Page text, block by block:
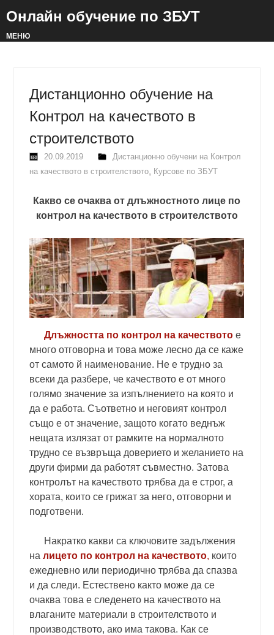
Онлайн обучение по ЗБУТ
МЕНЮ
Дистанционно обучение на
Контрол на качеството в
строителството
20.09.2019
Дистанционно обучени на Контрол
на качеството в строителството, Курсове по ЗБУТ
Какво се очаква от длъжностното лице по
контрол на качеството в строителството
Длъжността по контрол на качеството е
много отговорна и това може лесно да се каже
от самото й наименование. Не е трудно за
всеки да разбере, че качеството е от много
голямо значение за изпълнението на която и
да е работа. Съответно и неговият контрол
също е от значение, защото когато веднъж
нещата излязат от рамките на нормалното
трудно се възвръща доверието и желанието на
други фирми да работят съвместно. Затова
контролът на качеството трябва да е строг, а
хората, които се грижат за него, отговорни и
подготвени.
Накратко какви са ключовите задължения
на лицето по контрол на качеството, които
ежедневно или периодично трябва да спазва
и да следи. Естествено както може да се
очаква това е следенето на качеството на
влаганите материали в строителството и
производството, ако има такова. Как се